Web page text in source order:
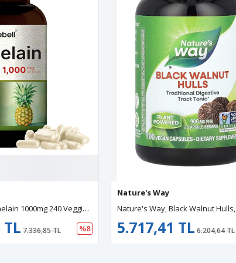
NatureBell Bromelain 1000mg 240 Veggie Capsul.Usa Menşei.45.
7.336,85 TL %8
Nature's Way
5.717,41 TL 6.204,64 TL